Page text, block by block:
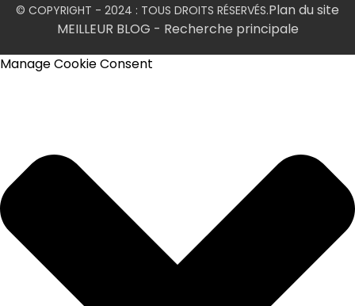
© COPYRIGHT - 2024 : TOUS DROITS RÉSERVÉS.Plan du site
MEILLEUR BLOG - Recherche principale
Manage Cookie Consent